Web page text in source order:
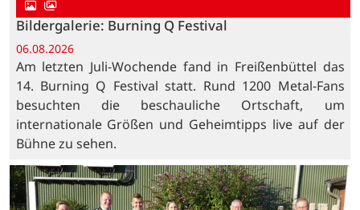
Bildergalerie: Burning Q Festival
06.08.2026
Am letzten Juli-Wochende fand in Freißenbüttel das
14. Burning Q Festival statt. Rund 1200 Metal-Fans
besuchten die beschauliche Ortschaft, um
internationale Größen und Geheimtipps live auf der
Bühne zu sehen.